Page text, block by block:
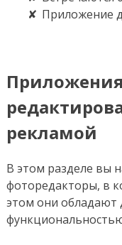
Приложение
рекламой
В этом разделе вы
фоторедакторы, в
этом они обладают